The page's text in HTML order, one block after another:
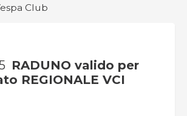
Club
RADUNO valido per
REGIONALE VCI